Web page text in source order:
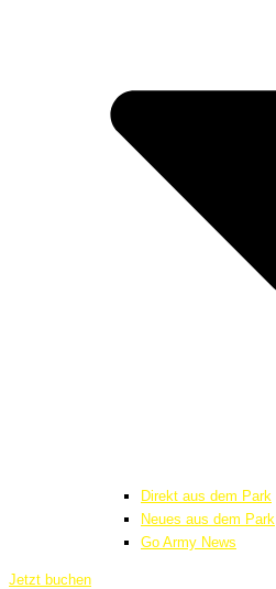
Direkt aus dem Park
Neues aus dem Park
Go Army News
Jetzt buchen